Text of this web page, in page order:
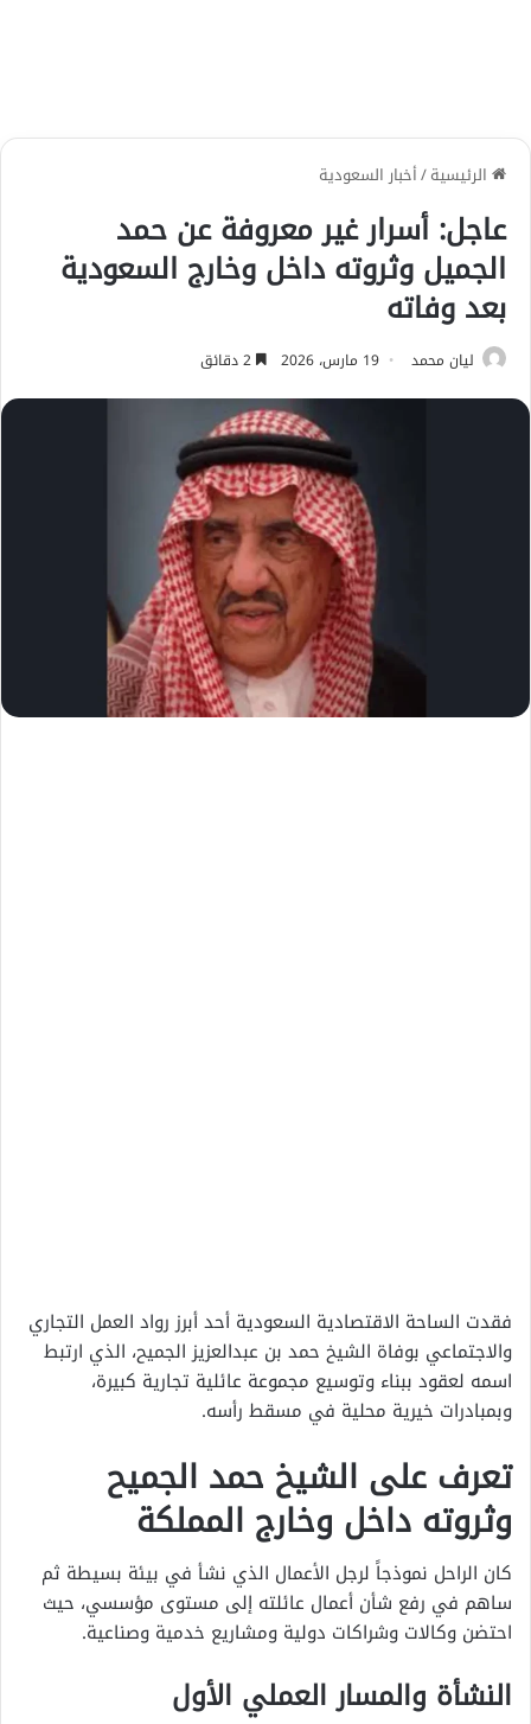
الرئيسية/أخبار السعودية
عاجل: أسرار غير معروفة عن حمد
الجميل وثروته داخل وخارج السعودية
بعد وفاته
ليان محمد 19 مارس، 2026
فقدت الساحة الاقتصادية السعودية أحد أبرز رواد العمل التجاري
والاجتماعي بوفاة الشيخ حمد بن عبدالعزيز الجميح، الذي ارتبط
اسمه لعقود ببناء وتوسيع مجموعة عائلية تجارية كبيرة،
وبمبادرات خيرية محلية في مسقط رأسه.
تعرف على الشيخ حمد الجميح
وثروته داخل وخارج المملكة
كان الراحل نموذجاً لرجل الأعمال الذي نشأ في بيئة بسيطة ثم
ساهم في رفع شأن أعمال عائلته إلى مستوى مؤسسي، حيث
احتضن وكالات وشراكات دولية ومشاريع خدمية وصناعية.
النشأة والمسار العملي الأول